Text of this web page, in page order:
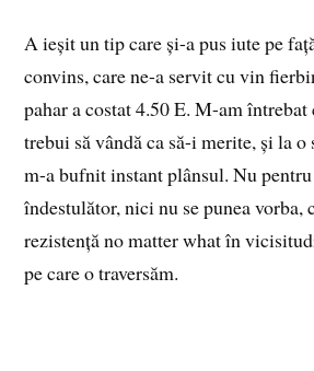
A ieșit un tip care și-a pus iute pe
convins, care ne-a servit cu vin
pahar a costat 4.50 E. M-am întrebat
trebui să vândă ca să-i merite, și la
m-a bufnit instant plânsul. Nu
îndestulător, nici nu se punea vorba,
rezistență no matter what în
pe care o traversăm.